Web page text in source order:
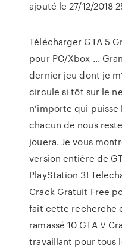
ajouté le 27/12/2018
Télécharger GTA 5
pour PC/Xbox ...
dernier jeu dont je
circule si tôt sur le
n’importe qui puisse
chacun de nous
jouera. Je vous
version entière de
PlayStation 3!
Crack Gratuit Free
fait cette recherche
ramassé 10 GTA V
travaillant pour tous